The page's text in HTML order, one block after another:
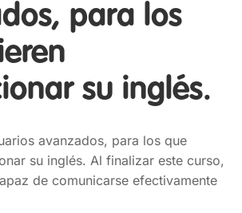
para los
su inglés.
avanzados, para los que
su inglés. Al finalizar este curso,
de comunicarse efectivamente